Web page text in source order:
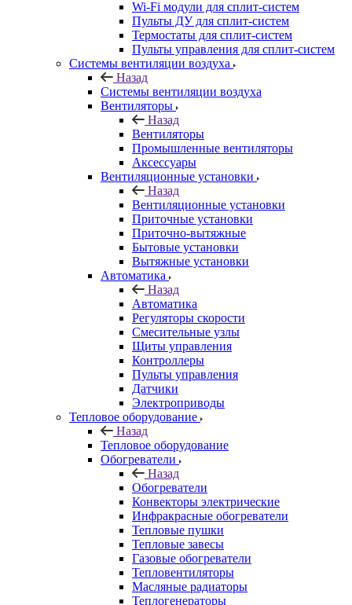
Wi-Fi модули для сплит-систем
Пульты ДУ для сплит-систем
Термостаты для сплит-систем
Пульты управления для сплит-систем
Системы вентиляции воздуха
Назад
Системы вентиляции воздуха
Вентиляторы
Назад
Вентиляторы
Промышленные вентиляторы
Аксессуары
Вентиляционные установки
Назад
Вентиляционные установки
Приточные установки
Приточно-вытяжные
Бытовые установки
Вытяжные установки
Автоматика
Назад
Автоматика
Регуляторы скорости
Смесительные узлы
Щиты управления
Контроллеры
Пульты управления
Датчики
Электроприводы
Тепловое оборудование
Назад
Тепловое оборудование
Обогреватели
Назад
Обогреватели
Конвекторы электрические
Инфракрасные обогреватели
Тепловые пушки
Тепловые завесы
Газовые обогреватели
Тепловентиляторы
Масляные радиаторы
Теплогенераторы